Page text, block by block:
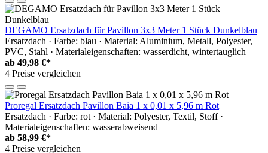
DEGAMO Ersatzdach für Pavillon 3x3 Meter 1 Stück Dunkelblau
Ersatzdach · Farbe: blau · Material: Aluminium, Metall, Polyester,
PVC, Stahl · Materialeigenschaften: wasserdicht, wintertauglich
ab 49,98 €*
4 Preise vergleichen
Proregal Ersatzdach Pavillon Baia 1 x 0,01 x 5,96 m Rot
Ersatzdach · Farbe: rot · Material: Polyester, Textil, Stoff ·
Materialeigenschaften: wasserabweisend
ab 58,99 €*
4 Preise vergleichen